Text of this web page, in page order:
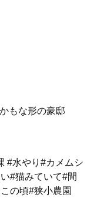
もな形の豪邸
#水やり#カメムシ
#猫みていて#間
の頃#狭小農園